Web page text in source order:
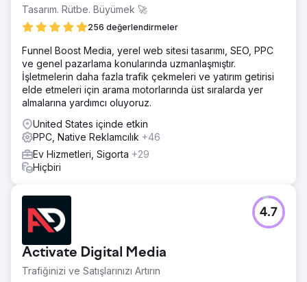
Tasarım. Rütbe. Büyümek 🚀
256 değerlendirmeler
Funnel Boost Media, yerel web sitesi tasarımı, SEO, PPC
ve genel pazarlama konularında uzmanlaşmıştır.
İşletmelerin daha fazla trafik çekmeleri ve yatırım getirisi
elde etmeleri için arama motorlarında üst sıralarda yer
almalarına yardımcı oluyoruz.
United States içinde etkin
PPC, Native Reklamcılık +46
Ev Hizmetleri, Sigorta +29
Hiçbiri
Activate Digital Media
Trafiğinizi ve Satışlarınızı Artırın
4.7